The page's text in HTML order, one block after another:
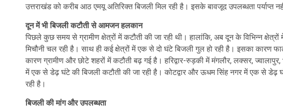
उत्तराखंड को करीब आठ एमयू अतिरिक्त बिजली मिल रही है। इसके बावजूद उपलब्धता पर्याप्त
दून में भी बिजली कटौती से आमजन हलकान
पिछले कुछ समय से ग्रामीण क्षेत्रों में कटौती की जा रही थी। हालांकि, अब दून के विभिन्न
मिचौनी चल रही है। साथ ही कई क्षेत्रों में एक से दो घंटे बिजली गुल हो रही है। इसका कारण
कारण ग्रामीण और छोटे शहरों में कटौती बढ़ गई है। हरिद्वार-रुड़की में मंगलौर, लक्सर,
में एक से डेढ़ घंटे की बिजली कटौती की जा रही है। कोटद्वार और ऊधम सिंह नगर में एक से डेढ़
रही है।
बिजली की मांग और उपलब्धता